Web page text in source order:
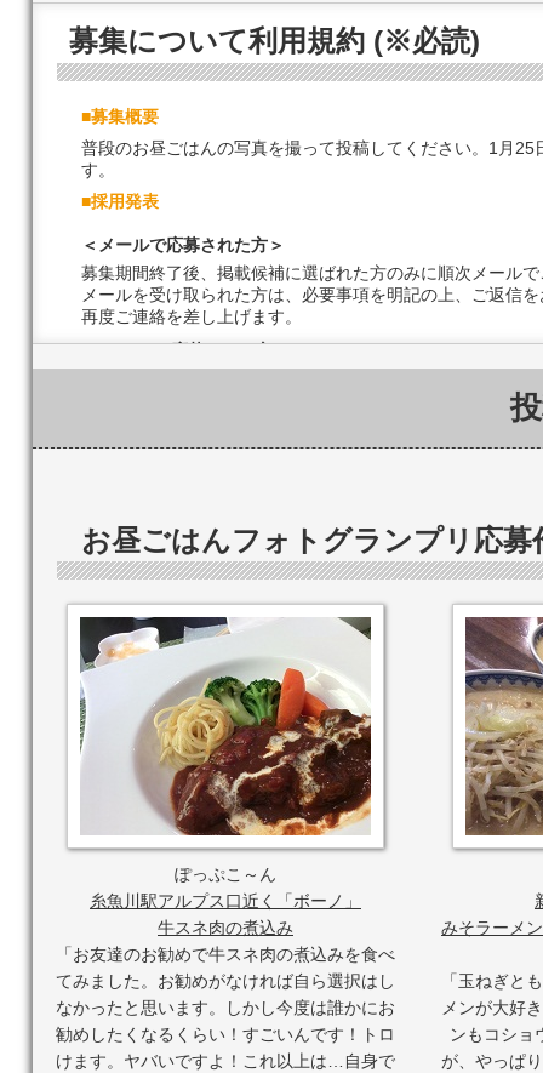
募集について利用規約 (※必読)
■募集概要
普段のお昼ごはんの写真を撮って投稿してください。1月
す。
■採用発表
＜メールで応募された方＞
募集期間終了後、掲載候補に選ばれた方のみに順次メール
メールを受け取られた方は、必要事項を明記の上、ご返信
再度ご連絡を差し上げます。
＜Twitterで応募された方＞
Twitter DMを受け取られた方は、同じくTwitter DMにて「
後、編集部よりメールを差し上げますので、必要事項を明
募集終了後、1週間以内に、掲載候補の方へご連絡を差し
祝日が間にある場合、翌営業から)に、メールでお送り頂い
※賞品のお届けは日本国内に限らせていただきます。
■抽選に関わる注意事項
＜メールで応募された方の場合＞
・迷惑メールの設定など、お客様のご都合で採用連絡がで
・採用メール連絡から一週間必要な返信がない場合、採用
＜Twitterで応募された方の場合＞
・採用者に対するTwitter DMをもって採用発表と代えさせ
・採用権はお一人につき賞品一つ分とさせて頂きます。
・プログラムなどによる自動投稿、内容が不明なもの、同
象外とさせていただきます。
・採用の権利の譲渡は一切できません。
■その他注意事項
以下の注意点をよくお読みいただき、同意の上ご応募くだ
・本募集はTwitter及びTwitter社とは一切関係ありません。
・Twitterで応募する場合はTwitterのアカウントが必要です。
・今回の募集のツイート内に含まれるハッシュタグを、ま
・ご応募者のツイート及びユーザー名を本募集ページ内に
・インターネット通信料・接続料、本募集への参加に関す
・採用賞品は都合により変更・欠品になる場合がございま
お昼ごはんフォトグランプリ応
ぽっぷこ～ん
糸魚川駅アルプス口近く「ボーノ」
牛スネ肉の煮込み
「お友達のお勧めで牛スネ肉の煮込みを食べ
てみました。お勧めがなければ自ら選択はし
なかったと思います。しかし今度は誰かにお
勧めしたくなるくらい！すごいんです！トロ
けます。ヤバいですよ！これ以上は…自身で
みそラーメ
「玉ねぎと
メンが大好
ンもコショ
が、やっぱ